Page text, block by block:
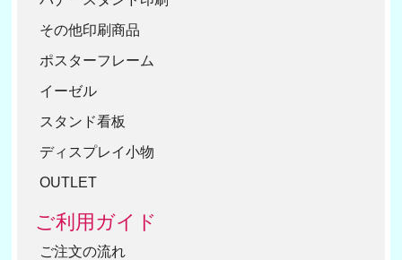
その他印刷商品
ポスターフレーム
イーゼル
スタンド看板
ディスプレイ小物
OUTLET
ご利用ガイド
ご注文の流れ